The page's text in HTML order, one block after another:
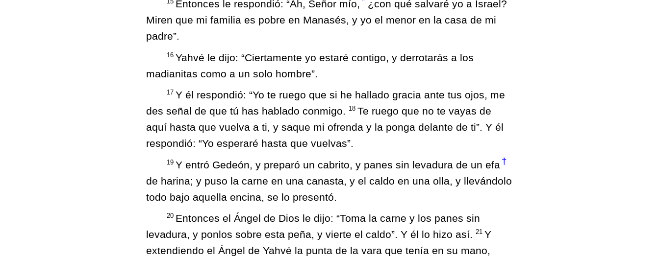
15 Entonces le respondió: “Ah, Señor mío,
¿con qué salvaré yo a Israel?
Miren que mi familia es pobre en Manasés, y yo el menor en la casa de mi
padre”.
16 Yahvé le dijo: “Ciertamente yo estaré contigo, y derrotarás a los
madianitas como a un solo hombre”.
17 Y él respondió: “Yo te ruego que si he hallado gracia ante tus ojos, me
des señal de que tú has hablado conmigo.
18 Te ruego que no te vayas de
aquí hasta que vuelva a ti, y saque mi ofrenda y la ponga delante de ti”. Y él
respondió: “Yo esperaré hasta que vuelvas”.
19 Y entró Gedeón, y preparó un cabrito, y panes sin levadura de un efa †
de harina; y puso la carne en una canasta, y el caldo en una olla, y llevándolo
todo bajo aquella encina, se lo presentó.
20 Entonces el Ángel de Dios le dijo: “Toma la carne y los panes sin
levadura, y ponlos sobre esta peña, y vierte el caldo”. Y él lo hizo así. 21 Y
extendiendo el Ángel de Yahvé la punta de la vara que tenía en su mano,